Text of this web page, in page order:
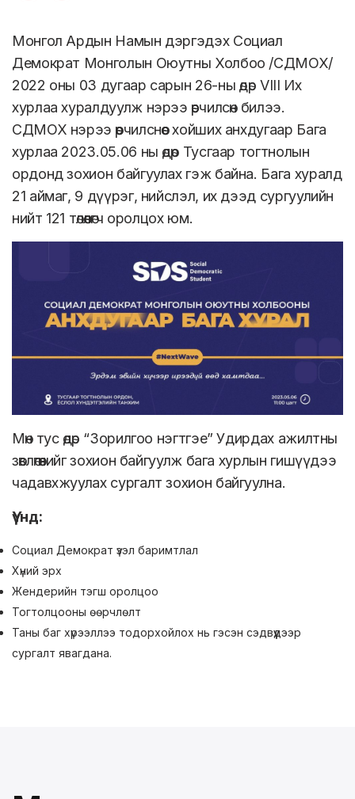
Монгол Ардын Намын дэргэдэх Социал
Демократ Монголын Оюутны Холбоо /СДМОХ/
2022 оны 03 дугаар сарын 26-ны өдөр VIII Их
хурлаа хуралдуулж нэрээ өөрчилсөн билээ.
СДМОХ нэрээ өөрчилснөөс хойших анхдугаар Бага
хурлаа 2023.05.06 ны өдөр Тусгаар тогтнолын
ордонд зохион байгуулах гэж байна. Бага хуралд
21 аймаг, 9 дүүрэг, нийслэл, их дээд сургуулийн
нийт 121 төлөөлөгч оролцох юм.
Мөн тус өдөр “Зорилгоо нэгтгэе” Удирдах ажилтны
зөвлөгөөнийг зохион байгуулж бага хурлын гишүүдээ
чадавхжуулах сургалт зохион байгуулна.
Үүнд:
Социал Демократ үзэл баримтлал
Хүний эрх
Жендерийн тэгш оролцоо
Тогтолцооны өөрчлөлт
Таны баг хүрээллээ тодорхойлох нь гэсэн сэдвүүдээр
сургалт явагдана.